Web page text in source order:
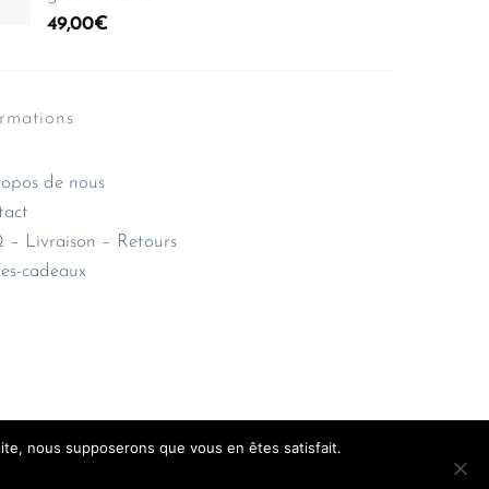
49,00€
de nous
– Livraison – Retours
cadeaux
nous supposerons que vous en êtes satisfait.